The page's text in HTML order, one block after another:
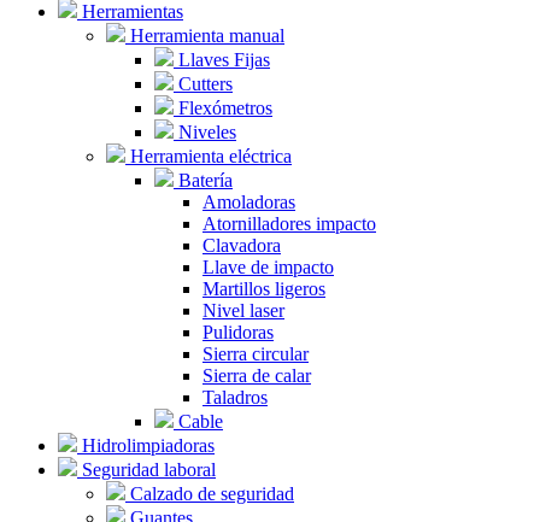
Herramientas
Herramienta manual
Llaves Fijas
Cutters
Flexómetros
Niveles
Herramienta eléctrica
Batería
Amoladoras
Atornilladores impacto
Clavadora
Llave de impacto
Martillos ligeros
Nivel laser
Pulidoras
Sierra circular
Sierra de calar
Taladros
Cable
Hidrolimpiadoras
Seguridad laboral
Calzado de seguridad